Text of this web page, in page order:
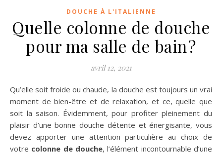
DOUCHE À L'ITALIENNE
Quelle colonne de douche
pour ma salle de bain ?
avril 12, 2021
Qu’elle soit froide ou chaude, la douche est toujours un vrai
moment de bien-être et de relaxation, et ce, quelle que
soit la saison. Évidemment, pour profiter pleinement du
plaisir d’une bonne douche détente et énergisante, vous
devez apporter une attention particulière au choix de
votre colonne de douche, l’élément incontournable d’une